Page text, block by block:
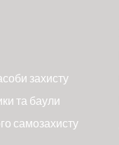
захисту
та баули
самозахисту